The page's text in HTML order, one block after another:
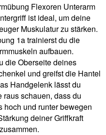
Flexoren Unterarm
ist ideal, um deine
Muskulatur zu stärken.
1a trainierst du die
aufbauen.
die Oberseite deines
und greifst die Hantel
Handgelenk lässt du
schauen, dass du
und runter bewegen
deiner Griffkraft